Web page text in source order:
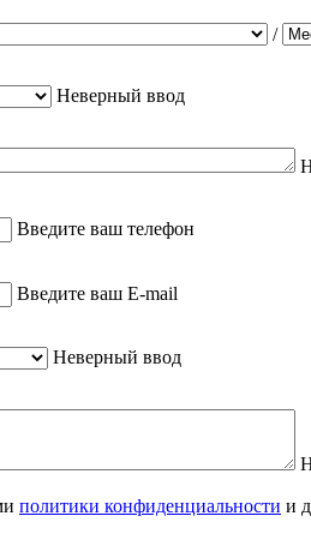
/
Неверный ввод
Введите ваш телефон
Введите ваш E-mail
Неверный ввод
политики конфиденциальности и